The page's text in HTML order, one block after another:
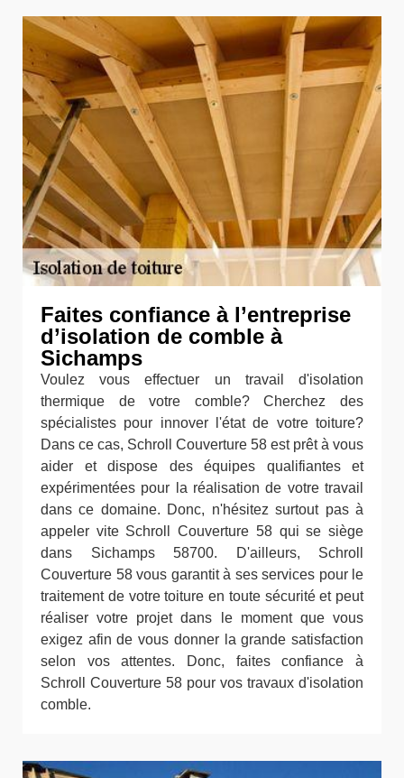
Faites confiance à l’entreprise
d’isolation de comble à
Sichamps
Voulez vous effectuer un travail d'isolation
thermique de votre comble? Cherchez des
spécialistes pour innover l'état de votre toiture?
Dans ce cas, Schroll Couverture 58 est prêt à vous
aider et dispose des équipes qualifiantes et
expérimentées pour la réalisation de votre travail
dans ce domaine. Donc, n'hésitez surtout pas à
appeler vite Schroll Couverture 58 qui se siège
dans Sichamps 58700. D'ailleurs, Schroll
Couverture 58 vous garantit à ses services pour le
traitement de votre toiture en toute sécurité et peut
réaliser votre projet dans le moment que vous
exigez afin de vous donner la grande satisfaction
selon vos attentes. Donc, faites confiance à
Schroll Couverture 58 pour vos travaux d'isolation
comble.